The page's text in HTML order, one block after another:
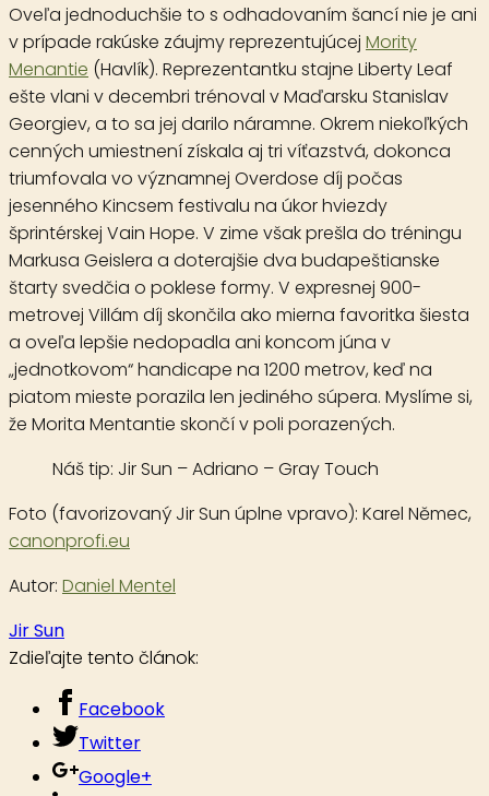
Oveľa jednoduchšie to s odhadovaním šancí nie je ani
v prípade rakúske záujmy reprezentujúcej Mority
Menantie (Havlík). Reprezentantku stajne Liberty Leaf
ešte vlani v decembri trénoval v Maďarsku Stanislav
Georgiev, a to sa jej darilo náramne. Okrem niekoľkých
cenných umiestnení získala aj tri víťazstvá, dokonca
triumfovala vo významnej Overdose díj počas
jesenného Kincsem festivalu na úkor hviezdy
šprintérskej Vain Hope. V zime však prešla do tréningu
Markusa Geislera a doterajšie dva budapeštianske
štarty svedčia o poklese formy. V expresnej 900-
metrovej Villám díj skončila ako mierna favoritka šiesta
a oveľa lepšie nedopadla ani koncom júna v
„jednotkovom“ handicape na 1200 metrov, keď na
piatom mieste porazila len jediného súpera. Myslíme si,
že Morita Mentantie skončí v poli porazených.
Náš tip: Jir Sun – Adriano – Gray Touch
Foto (favorizovaný Jir Sun úplne vpravo): Karel Němec,
canonprofi.eu
Autor: Daniel Mentel
Jir Sun
Zdieľajte tento článok:
Facebook
Twitter
Google+